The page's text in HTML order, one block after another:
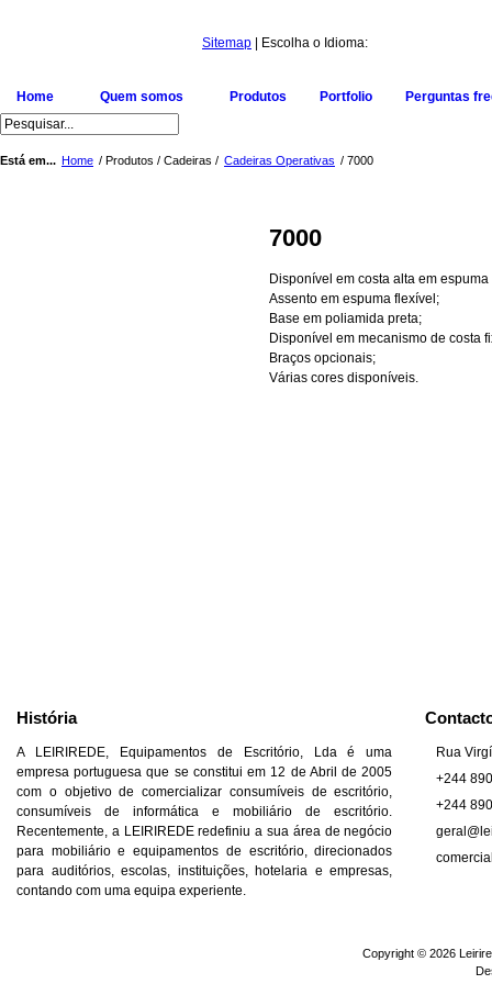
Sitemap | Escolha o Idioma:
Home Quem somos Produtos Portfolio Perguntas
Está em... Home / Produtos / Cadeiras / Cadeiras Operativas / 7000
7000
Disponível em costa alta em espuma
Assento em espuma flexível;
Base em poliamida preta;
Disponível em mecanismo de costa
Braços opcionais;
Várias cores disponíveis.
História
A LEIRIREDE, Equipamentos de Escritório, Lda é uma
empresa portuguesa que se constitui em 12 de Abril de 2005
com o objetivo de comercializar consumíveis de escritório,
consumíveis de informática e mobiliário de escritório.
Recentemente, a LEIRIREDE redefiniu a sua área de negócio
para mobiliário e equipamentos de escritório, direcionados
para auditórios, escolas, instituições, hotelaria e empresas,
contando com uma equipa experiente.
Rua
+244
+244
Copyright © 2026